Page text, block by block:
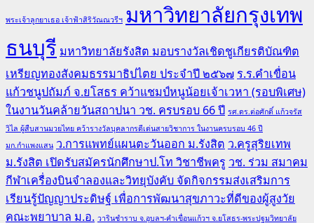
พระเจ้าลูกยาเธอ เจ้าฟ้าสิริวัณณวรีฯ มหาวิทยาลัยกรุงเทพ
ธนบุรี มหาวิทยาลัยรังสิต มอบรางวัลเชิดชูเกียรติบัณฑิต
เหรียญทองสังคมธรรมาธิปไตย ประจำปี ๒๕๖๗ ร.ร.คำเขื่อน
แก้วชนูปถัมภ์ จ.ยโสธร คว้าแชมป์หนูน้อยเจ้าเวหา (รอบพิเศษ)
ในงานวันคล้ายวันสถาปนา วช. ครบรอบ 66 ปี รศ.ดร.ต่อศักดิ์ แก้วจรัส
วิไล ผู้สืบสานมวยไทย คว้ารางวัลบุคลากรดีเด่นสายวิชาการ ในงานครบรอบ 46 ปี
มก.กำแพงแสน ว.การแพทย์แผนตะวันออก ม.รังสิต ว.ครูสุริยเทพ
ม.รังสิต เปิดรับสมัครนักศึกษาป.โท วิชาชีพครู วช. ร่วม สมาคม
กีฬาเครื่องบินจำลองและวิทยุบังคับ จัดกิจกรรมส่งเสริมการ
เรียนรู้ปัญญาประดิษฐ์ เพื่อการพัฒนาสุขภาวะที่ดีของผู้สูงวัย
คณะพยาบาล ม.อ. วารินชำราบ จ.อุบลฯ-คำเขื่อนแก้วฯ จ.ยโสธร-พระปฐมวิทยาลัย